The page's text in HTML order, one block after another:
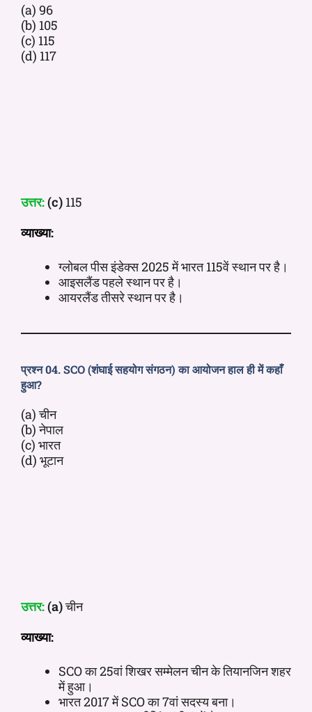
(a) 96
(b) 105
(c) 115
(d) 117
उत्तर:(c) 115
व्याख्या:
ग्लोबल पीस इंडेक्स 2025 में भारत 115वें स्थान पर है।
आइसलैंड पहले स्थान पर है।
आयरलैंड तीसरे स्थान पर है।
प्रश्न 04. SCO (शंघाई सहयोग संगठन) का आयोजन हाल ही में कहाँ
हुआ?
(a) चीन
(b) नेपाल
(c) भारत
(d) भूटान
उत्तर:(a)चीन
व्याख्या:
SCO का 25वां शिखर सम्मेलन चीन के तियानजिन शहर
में हुआ।
भारत 2017 में SCO का 7वां सदस्य बना।